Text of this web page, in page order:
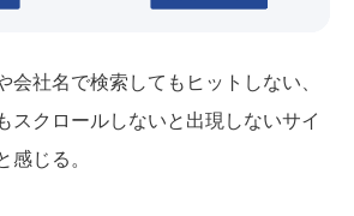
会社名で検索してもヒットしない、
スクロールしないと出現しないサイ
感じる。